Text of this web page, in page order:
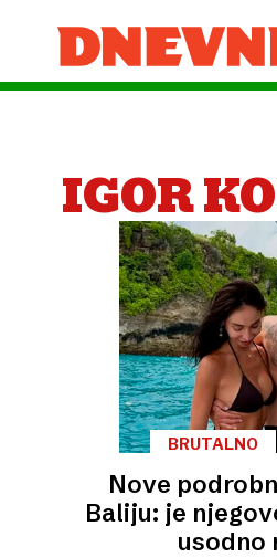
IGOR
BRUTALNO
Nove
Baliju: je
usodno